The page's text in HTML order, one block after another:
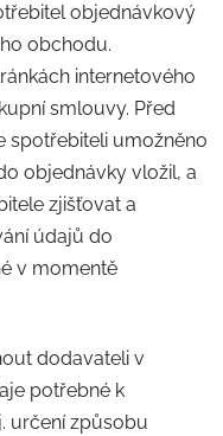
objednávkový
obchodu.
internetového
smlouvy. Před
spotřebiteli umožněno
objednávky vložil, a
zjišťovat a
údajů do
v momentě
dodavateli v
potřebné k
určení způsobu